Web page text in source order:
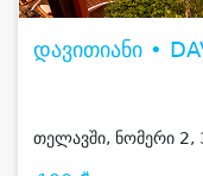
დავითიანი •
თელავში, ნომერი 2,